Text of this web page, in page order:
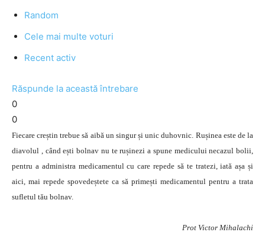
Random
Cele mai multe voturi
Recent activ
Răspunde la această întrebare
0
0
Fiecare creștin trebue să aibă un singur și unic duhovnic. Rușinea este de la
diavolul , când ești bolnav nu te rușinezi a spune medicului necazul bolii,
pentru a administra medicamentul cu care repede să te tratezi, iată așa și
aici, mai repede spovedeștete ca să primești medicamentul pentru a trata
sufletul tău bolnav.
Prot Victor Mihalachi